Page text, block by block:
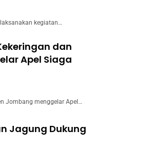
kegiatan…
dan
Apel Siaga
Jombang menggelar Apel…
Jagung Dukung